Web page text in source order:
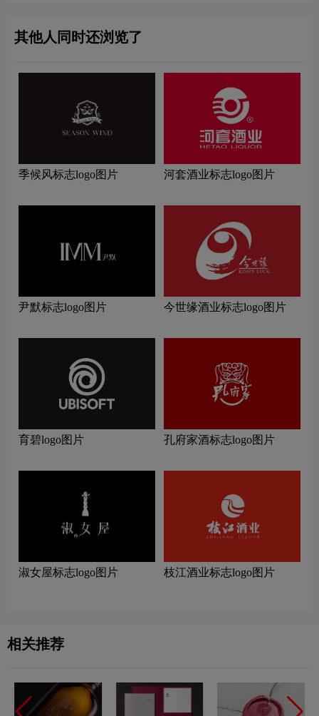
其他人同时还浏览了
季候风标志logo图片 河套酒业标志logo图片
尹默标志logo图片 今世缘酒业标志logo图片
育碧logo图片 孔府家酒标志logo图片
淑女屋标志logo图片 枝江酒业标志logo图片
相关推荐